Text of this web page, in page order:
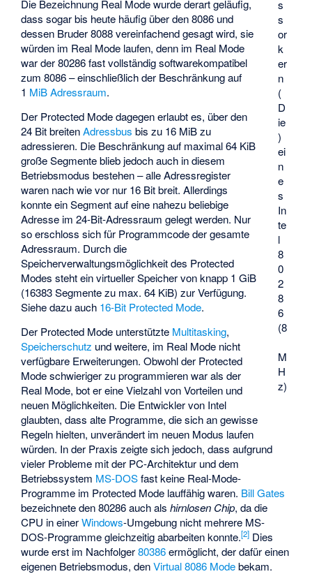
s
s
or
k
er
n
(
D
ie
)
ei
n
e
s
In
te
l
8
0
2
8
6
(8
M
H
z)
Die Bezeichnung Real Mode wurde derart geläufig,
dass sogar bis heute häufig über den 8086 und
dessen Bruder 8088 vereinfachend gesagt wird, sie
würden im Real Mode laufen, denn im Real Mode
war der 80286 fast vollständig softwarekompatibel
zum 8086 – einschließlich der Beschränkung auf
1 MiB Adressraum.
Der Protected Mode dagegen erlaubt es, über den
24 Bit breitenAdressbus bis zu 16 MiB zu
adressieren. Die Beschränkung auf maximal 64 KiB
große Segmente blieb jedoch auch in diesem
Betriebsmodus bestehen – alle Adressregister
waren nach wie vor nur 16 Bit breit. Allerdings
konnte ein Segment auf eine nahezu beliebige
Adresse im 24-Bit-Adressraum gelegt werden. Nur
so erschloss sich für Programmcode der gesamte
Adressraum. Durch die
Speicherverwaltungsmöglichkeit des Protected
Modes steht ein virtueller Speicher von knapp 1 GiB
(16383 Segmente zu max. 64 KiB) zur Verfügung.
Siehe dazu auch 16-Bit Protected Mode.
Der Protected Mode unterstützte Multitasking,
Speicherschutz und weitere, im Real Mode nicht
verfügbare Erweiterungen. Obwohl der Protected
Mode schwieriger zu programmieren war als der
Real Mode, bot er eine Vielzahl von Vorteilen und
neuen Möglichkeiten. Die Entwickler von Intel
glaubten, dass alte Programme, die sich an gewisse
Regeln hielten, unverändert im neuen Modus laufen
würden. In der Praxis zeigte sich jedoch, dass aufgrund
vieler Probleme mit der PC-Architektur und dem
Betriebssystem MS-DOSfast keine Real-Mode-
Programme im Protected Mode lauffähig waren. Bill Gates
bezeichnete den 80286 auch alshirnlosen Chip, da die
CPU in einerWindows-Umgebung nicht mehrere MS-
DOS-Programme gleichzeitig abarbeiten konnte.[2] Dies
wurde erst im Nachfolger80386ermöglicht, der dafür einen
eigenen Betriebsmodus, denVirtual 8086 Modebekam.